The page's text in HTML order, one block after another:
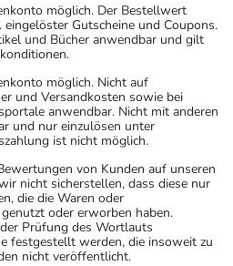
möglich. Der Bestellwert
Gutscheine und Coupons.
und Bücher anwendbar und gilt
möglich. Nicht auf
und Versandkosten sowie bei
anwendbar. Nicht mit anderen
und nur einzulösen unter
ist nicht möglich.
von Kunden auf unseren
nicht sicherstellen, dass diese nur
die die Waren oder
oder erworben haben.
Prüfung des Wortlauts
festgestellt werden, die insoweit zu
nicht veröffentlicht.